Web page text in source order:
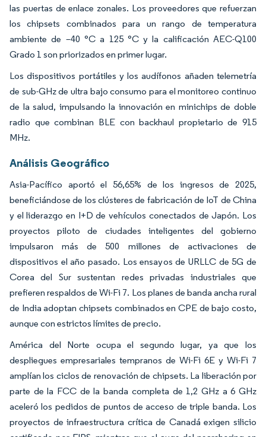
las puertas de enlace zonales. Los proveedores que refuerzan
los chipsets combinados para un rango de temperatura
ambiente de –40 °C a 125 °C y la calificación AEC-Q100
Grado 1 son priorizados en primer lugar.
Los dispositivos portátiles y los audífonos añaden telemetría
de sub-GHz de ultra bajo consumo para el monitoreo continuo
de la salud, impulsando la innovación en minichips de doble
radio que combinan BLE con backhaul propietario de 915
MHz.
Análisis Geográfico
Asia-Pacífico aportó el 56,65% de los ingresos de 2025,
beneficiándose de los clústeres de fabricación de IoT de China
y el liderazgo en I+D de vehículos conectados de Japón. Los
proyectos piloto de ciudades inteligentes del gobierno
impulsaron más de 500 millones de activaciones de
dispositivos el año pasado. Los ensayos de URLLC de 5G de
Corea del Sur sustentan redes privadas industriales que
prefieren respaldos de Wi-Fi 7. Los planes de banda ancha rural
de India adoptan chipsets combinados en CPE de bajo costo,
aunque con estrictos límites de precio.
América del Norte ocupa el segundo lugar, ya que los
despliegues empresariales tempranos de Wi-Fi 6E y Wi-Fi 7
amplían los ciclos de renovación de chipsets. La liberación por
parte de la FCC de la banda completa de 1,2 GHz a 6 GHz
aceleró los pedidos de puntos de acceso de triple banda. Los
proyectos de infraestructura crítica de Canadá exigen silicio